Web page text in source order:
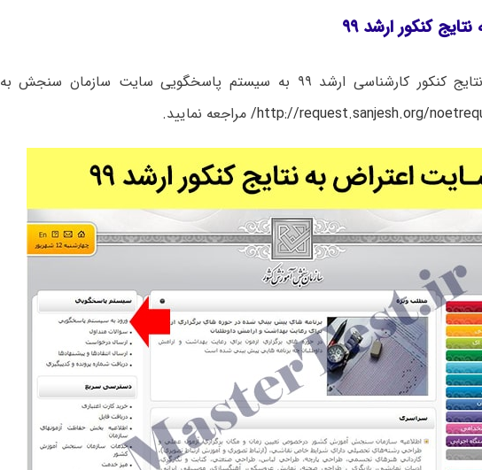
کنکور ارشد ۹۹
برای اعتراض به نتایج کنکور کارشناسی ارشد ۹۹ به سیستم پاسخگویی سایت سازمان سنجش به
مراجعه نمایید.